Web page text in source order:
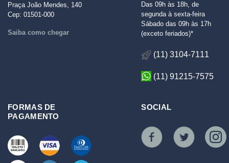
Praça João Mendes, 140
Cep: 01501-000
Saiba como chegar
Das 09h às 18h, de
segunda à sexta-feira
Sábado das 09h às 17h
(exceto feriados)*
(11) 3104-7111
(11) 91215-7575
FORMAS DE
PAGAMENTO
SOCIAL